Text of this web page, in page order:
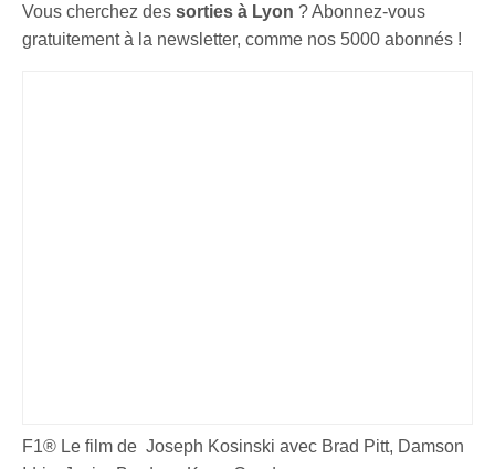
Vous cherchez dessorties à Lyon ? Abonnez-vous
gratuitement à la newsletter, comme nos 5000 abonnés !
F1® Le film de Joseph Kosinski avec Brad Pitt, Damson